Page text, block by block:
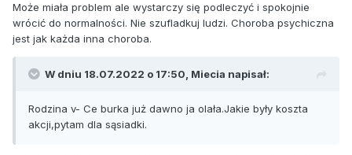
Może miała problem ale wystarczy się podleczyć i spokojnie
wrócić do normalności. Nie szufladkuj ludzi. Choroba psychiczna
jest jak każda inna choroba.
W dniu 18.07.2022 o 17:50, Miecia napisał:
Rodzina v- Ce burka już dawno ja olała.Jakie były koszta
akcji,pytam dla sąsiadki.